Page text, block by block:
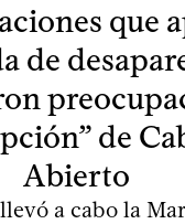
que
de
de
Abierto
a cabo la